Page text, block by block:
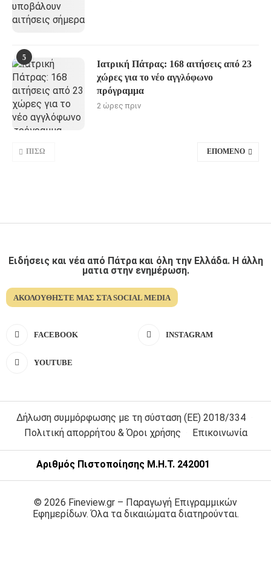
5
Ιατρική Πάτρας: 168 αιτήσεις από 23
χώρες για το νέο αγγλόφωνο
πρόγραμμα
2 ώρες πριν
ΠΊΣΩ ΕΠΌΜΕΝΟ
Ειδήσεις και νέα από Πάτρα και όλη την Ελλάδα. Η άλλη
ματια στην ενημέρωση.
ΑΚΟΛΟΥΘΉΣΤΕ ΜΑΣ ΣΤΑ SOCIAL MEDIA
FACEBOOK INSTAGRAM
YOUTUBE
Δήλωση συμμόρφωσης με τη σύσταση (ΕΕ) 2018/334
Πολιτική απορρήτου & Όροι χρήσης
Επικοινωνία
Αριθμός Πιστοποίησης Μ.Η.Τ. 242001
© 2026 Fineview.gr – Παραγωγή Επιγραμμικών
Εφημερίδων. Όλα τα δικαιώματα διατηρούνται.